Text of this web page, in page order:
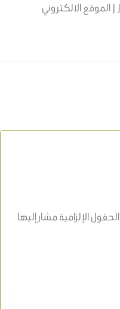
Jo 25 Apr 08 Frame Artical 9 Copy | الموقع الالكتروني
الحقول الإلزامية مشار إليها